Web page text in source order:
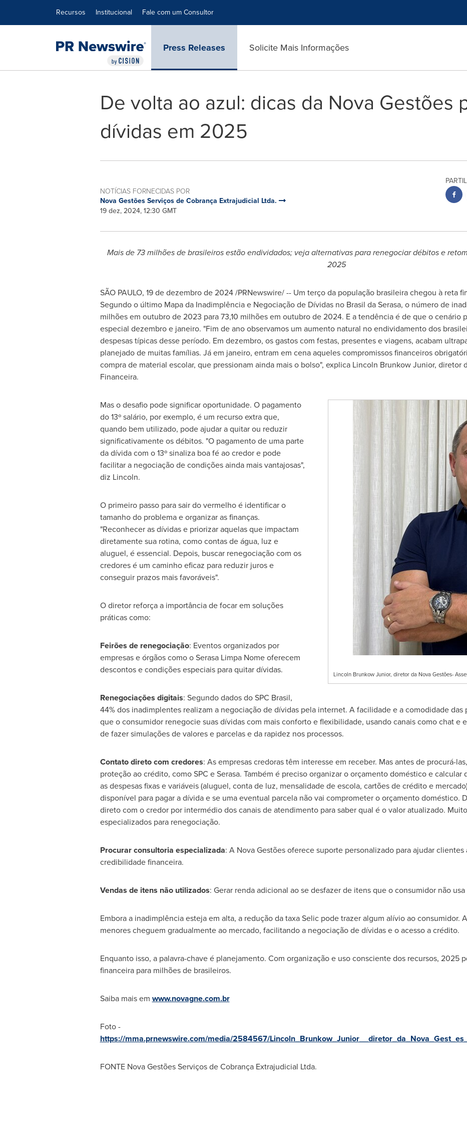
Recursos Institucional Fale com um Consultor
Press Releases Solicite Mais Informações
De volta ao azul: dicas da Nova Gestões
dívidas em 2025
NOTÍCIAS FORNECIDAS POR
Nova Gestões Serviços de Cobrança Extrajudicial Ltda.
19 dez, 2024, 12:30 GMT
Mais de 73 milhões de brasileiros estão endividados; veja alternativas para renegociar débitos e
2025
SÃO PAULO, 19 de dezembro de 2024/PRNewswire/ -- Um terço da população brasileira chegou à reta
Segundo o último Mapa da Inadimplência e Negociação de Dívidas no Brasil da Serasa, o número de
milhões em outubro de 2023 para 73,10 milhões em outubro de 2024. E a tendência é de que o cenário
especial dezembro e janeiro. "Fim deano observamos um aumento natural no endividamento dos
despesas típicas desse período. Em dezembro, os gastos com festas, presentes e viagens, acabam
planejado de muitas famílias. Já em janeiro, entram em cena aqueles compromissos financeiros
compra de material escolar, que pressionam ainda mais o bolso", explica Lincoln Brunkow Junior, diretor
Financeira.
Lincoln Brunkow Junior, diretor da Nova Gestões-
Mas o desafio pode significar oportunidade. O pagamento
do 13º salário, por exemplo, é um recurso extra que,
quando bem utilizado, pode ajudar a quitar ou reduzir
significativamente os débitos. "O pagamento de uma parte
da dívida com o 13º sinaliza boa fé ao credor e pode
facilitar a negociação de condições ainda mais vantajosas",
diz Lincoln.
O primeiro passo para sair do vermelho é identificar o
tamanho do problema e organizar as finanças.
"Reconhecer as dívidas e priorizar aquelas que impactam
diretamente sua rotina, como contas de água, luz e
aluguel, é essencial. Depois, buscar renegociação com os
credores é um caminho eficaz para reduzir juros e
conseguir prazos mais favoráveis".
O diretor reforça a importância de focar em soluções
práticas como:
Feirões de renegociação: Eventos organizados por
empresas e órgãos como o Serasa Limpa Nome oferecem
descontos e condições especiais para quitar dívidas.
Renegociações digitais: Segundo dados do SPC Brasil,
44% dos inadimplentes realizam a negociação de dívidas pela internet. A facilidade e a comodidade
que o consumidor renegocie suas dívidas com mais conforto e flexibilidade, usando canais como chat e
de fazer simulações de valores e parcelas e da rapidez nos processos.
Contato direto com credores: As empresas credoras têm interesse em receber. Mas antes de procurá-
proteção ao crédito, como SPC e Serasa. Também é preciso organizar o orçamento doméstico e calcular
as despesas fixas e variáveis (aluguel, conta de luz, mensalidade de escola, cartões de crédito e
disponível para pagar a dívida e se uma eventual parcela não vai comprometer o orçamento doméstico.
direto com o credor por intermédio dos canais de atendimento para saber qual é o valor atualizado.
especializados para renegociação.
Procurar consultoria especializada: A Nova Gestões oferece suporte personalizado para ajudar clientes
credibilidade financeira.
Vendas de itens não utilizados: Gerar renda adicional ao se desfazer de itens que o consumidor não usa
Embora a inadimplência esteja em alta, a redução da taxa Selic pode trazer algum alívio ao consumidor.
menores cheguem gradualmente ao mercado, facilitando a negociação de dívidas e o acesso a crédito.
Enquanto isso, a palavra-chave é planejamento. Com organização e uso consciente dos recursos, 2025
financeira para milhões de brasileiros.
Saiba mais em www.novagne.com.br
Foto -
https://mma.prnewswire.com/media/2584567/
FONTE Nova Gestões Serviços de Cobrança Extrajudicial Ltda.